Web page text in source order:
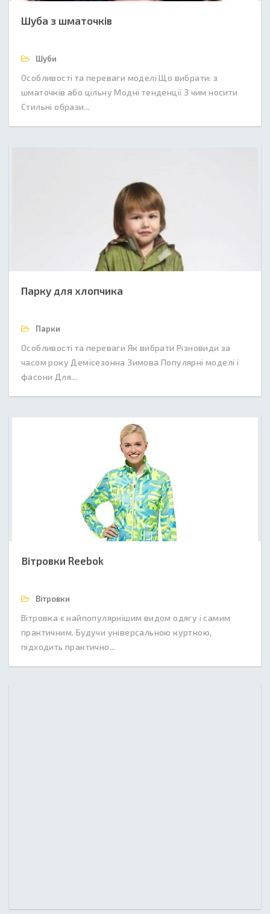
Шуба з шматочків
Шуби
Особливості та переваги моделі Що вибрати: з
шматочків або цільну Модні тенденції З чим носити
Стильні образи...
Парку для хлопчика
Парки
Особливості та переваги Як вибрати Різновиди за
часом року Демісезонна Зимова Популярні моделі і
фасони Для...
Вітровки Reebok
Вітровки
Вітровка є найпопулярнішим видом одягу і самим
практичним. Будучи універсальною курткою,
підходить практично...